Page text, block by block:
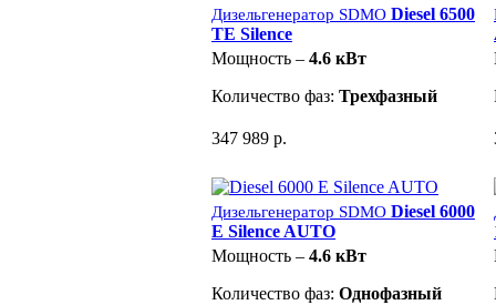
Дизельгенератор SDMO Diesel 6500
TE Silence
Мощность – 4.6 кВт
Количество фаз: Трехфазный
347 989 р.
Дизельгенератор SDMO Diesel 6000
E Silence AUTO
Мощность – 4.6 кВт
Количество фаз: Однофазный